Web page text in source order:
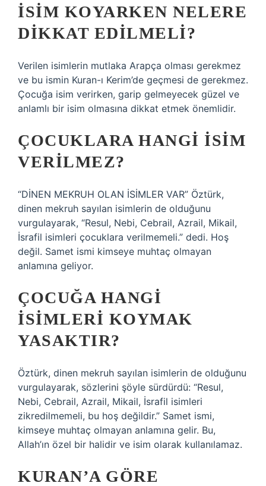
ISIM KOYARKEN NELERE
DIKKAT EDILMELI?
Verilen isimlerin mutlaka Arapça olması gerekmez
ve bu ismin Kuran-ı Kerim’de geçmesi de gerekmez.
Çocuğa isim verirken, garip gelmeyecek güzel ve
anlamlı bir isim olmasına dikkat etmek önemlidir.
ÇOCUKLARA HANGI ISIM
VERILMEZ?
“DİNEN MEKRUH OLAN İSİMLER VAR” Öztürk,
dinen mekruh sayılan isimlerin de olduğunu
vurgulayarak, “Resul, Nebi, Cebrail, Azrail, Mikail,
İsrafil isimleri çocuklara verilmemeli.” dedi. Hoş
değil. Samet ismi kimseye muhtaç olmayan
anlamına geliyor.
ÇOCUĞA HANGI
ISIMLERI KOYMAK
YASAKTIR?
Öztürk, dinen mekruh sayılan isimlerin de olduğunu
vurgulayarak, sözlerini şöyle sürdürdü: “Resul,
Nebi, Cebrail, Azrail, Mikail, İsrafil isimleri
zikredilmemeli, bu hoş değildir.” Samet ismi,
kimseye muhtaç olmayan anlamına gelir. Bu,
Allah’ın özel bir halidir ve isim olarak kullanılamaz.
KURAN’A GÖRE